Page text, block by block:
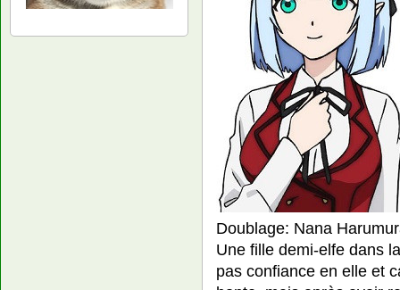
Doublage: Nana
Une fille demi-elfe dans
pas confiance en elle et